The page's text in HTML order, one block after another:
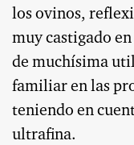
los ovinos,
muy castigado
de muchísima
familiar en las
teniendo en
ultrafina.